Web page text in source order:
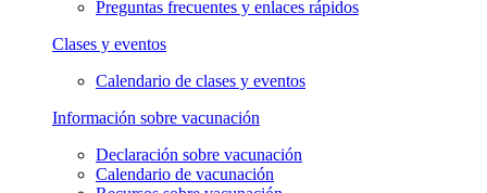
Preguntas frecuentes y enlaces rápidos
Clases y eventos
Calendario de clases y eventos
Información sobre vacunación
Declaración sobre vacunación
Calendario de vacunación